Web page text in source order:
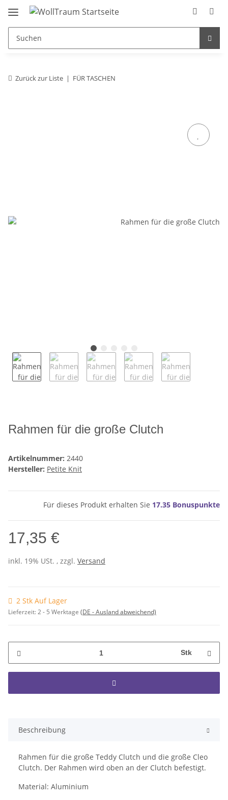
Zurück zur Liste FÜR TASCHEN
Rahmen für die große Clutch
Artikelnummer: 2440
Hersteller: Petite Knit
Für dieses Produkt erhalten Sie 17.35 Bonuspunkte
17,35 €
inkl. 19% USt. , zzgl. Versand
2 Stk Auf Lager
Lieferzeit:2 - 5 Werktage (DE - Ausland abweichend)
Stk
Beschreibung
Rahmen für die große Teddy Clutch und die große Cleo
Clutch. Der Rahmen wird oben an der Clutch befestigt.
Material: Aluminium